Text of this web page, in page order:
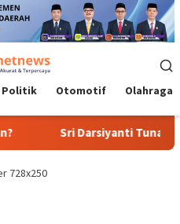
Politik Otomotif Olahraga
Sri Darsiyanti Tuna: Jangan